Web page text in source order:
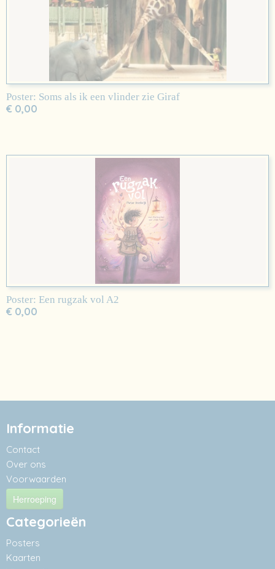
Poster: Soms als ik een vlinder zie Giraf
€ 0,00
Poster: Een rugzak vol A2
€ 0,00
Informatie
Contact
Over ons
Voorwaarden
Herroeping
Categorieën
Posters
Kaarten